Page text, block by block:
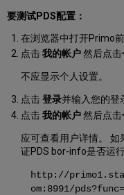
要测试PDS配置：
在浏览器中打开Primo
点击我的帐户然后点击
不应显示个人设置。
点击登录并输入您的登
点击我的帐户然后点击
应可查看用户详情。 如
证PDS bor-info是否运行
http://
om:8991/